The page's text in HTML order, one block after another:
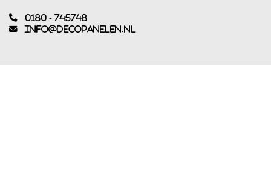
0180 - 745748
info@decopanelen.nl